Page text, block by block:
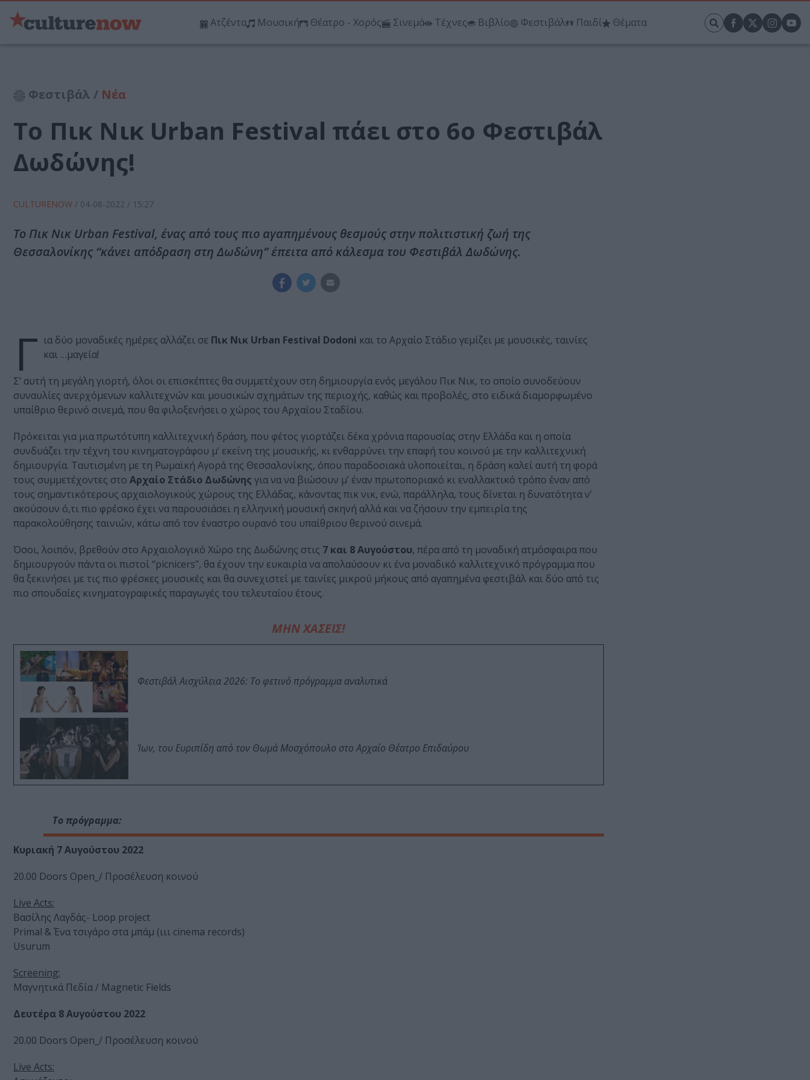
Ατζέντα Μουσική Θέατρο - Χορός Σινεμά Τέχνες Βιβλίο Φεστιβάλ Παιδί Θέματα
Φεστιβάλ / Νέα
Το Πικ Νικ Urban Festival πάει στο 6ο Φεστιβάλ
Δωδώνης!
CULTURENOW / 04-08-2022 / 15:27
Το Πικ Νικ Urban Festival, ένας από τους πιο αγαπημένους θεσμούς στην πολιτιστική ζωή της
Θεσσαλονίκης “κάνει απόδραση στη Δωδώνη” έπειτα από κάλεσμα του Φεστιβάλ Δωδώνης.
Γ ια δύο μοναδικές ημέρες αλλάζει σε Πικ Νικ Urban Festival Dodoni και το Αρχαίο Στάδιο γεμίζει με μουσικές, ταινίες
και …μαγεία!
Σ’ αυτή τη μεγάλη γιορτή, όλοι οι επισκέπτες θα συμμετέχουν στη δημιουργία ενός μεγάλου Πικ Νικ, το οποίο συνοδεύουν
συναυλίες ανερχόμενων καλλιτεχνών και μουσικών σχημάτων της περιοχής, καθώς και προβολές, στο ειδικά διαμορφωμένο
υπαίθριο θερινό σινεμά, που θα φιλοξενήσει ο χώρος του Αρχαίου Σταδίου.
Πρόκειται για μια πρωτότυπη καλλιτεχνική δράση, που φέτος γιορτάζει δέκα χρόνια παρουσίας στην Ελλάδα και η οποία
συνδυάζει την τέχνη του κινηματογράφου μ’ εκείνη της μουσικής, κι ενθαρρύνει την επαφή του κοινού με την καλλιτεχνική
δημιουργία. Ταυτισμένη με τη Ρωμαϊκή Αγορά της Θεσσαλονίκης, όπου παραδοσιακά υλοποιείται, η δράση καλεί αυτή τη φορά
τους συμμετέχοντες στο Αρχαίο Στάδιο Δωδώνης για να να βιώσουν μ’ έναν πρωτοποριακό κι εναλλακτικό τρόπο έναν από
τους σημαντικότερους αρχαιολογικούς χώρους της Ελλάδας, κάνοντας πικ νικ, ενώ, παράλληλα, τους δίνεται η δυνατότητα ν’
ακούσουν ό,τι πιο φρέσκο έχει να παρουσιάσει η ελληνική μουσική σκηνή αλλά και να ζήσουν την εμπειρία της
παρακολούθησης ταινιών, κάτω από τον έναστρο ουρανό του υπαίθριου θερινού σινεμά.
Όσοι, λοιπόν, βρεθούν στο Αρχαιολογικό Χώρο της Δωδώνης στις 7 και 8 Αυγούστου, πέρα από τη μοναδική ατμόσφαιρα που
δημιουργούν πάντα οι πιστοί “picnicers”, θα έχουν την ευκαιρία να απολαύσουν κι ένα μοναδικό καλλιτεχνικό πρόγραμμα που
θα ξεκινήσει με τις πιο φρέσκες μουσικές και θα συνεχιστεί με ταινίες μικρού μήκους από αγαπημένα φεστιβάλ και δύο από τις
πιο σπουδαίες κινηματογραφικές παραγωγές του τελευταίου έτους.
ΜΗΝ ΧΑΣΕΙΣ!
Φεστιβάλ Αισχύλεια 2026: Το φετινό πρόγραμμα αναλυτικά
Ίων, του Ευριπίδη από τον Θωμά Μοσχόπουλο στο Αρχαίο Θέατρο Επιδαύρου
Το πρόγραμμα:
Κυριακή 7 Αυγούστου 2022
20.00 Doors Open_/ Προσέλευση κοινού
Live Acts:
Βασίλης Λαγδάς- Loop project
Primal & Ένα τσιγάρο στα μπάμ (ιιι cinema records)
Usurum
Screening:
Μαγνητικά Πεδία / Magnetic Fields
Δευτέρα 8 Αυγούστου 2022
20.00 Doors Open_/ Προσέλευση κοινού
Live Acts: